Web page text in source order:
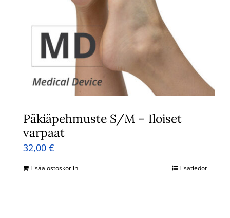
Päkiäpehmuste S/M – Iloiset
varpaat
32,00 €
Lisää ostoskoriin Lisätiedot